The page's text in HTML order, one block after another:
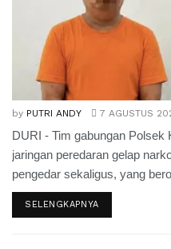
by PUTRI ANDY 7 AGUSTUS
DURI - Tim gabungan
jaringan peredaran gelap
pengedar sekaligus, yang
SELENGKAPNYA